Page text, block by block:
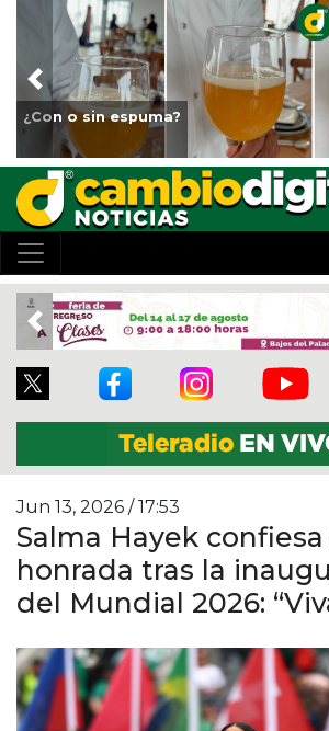
Fortalece Ayuntamiento de
animales del Parque Miguel Ángel
Previous
Previous
Jun 13, 2026 / 17:53
Salma Hayek
honrada tras la
del Mundial 2026: